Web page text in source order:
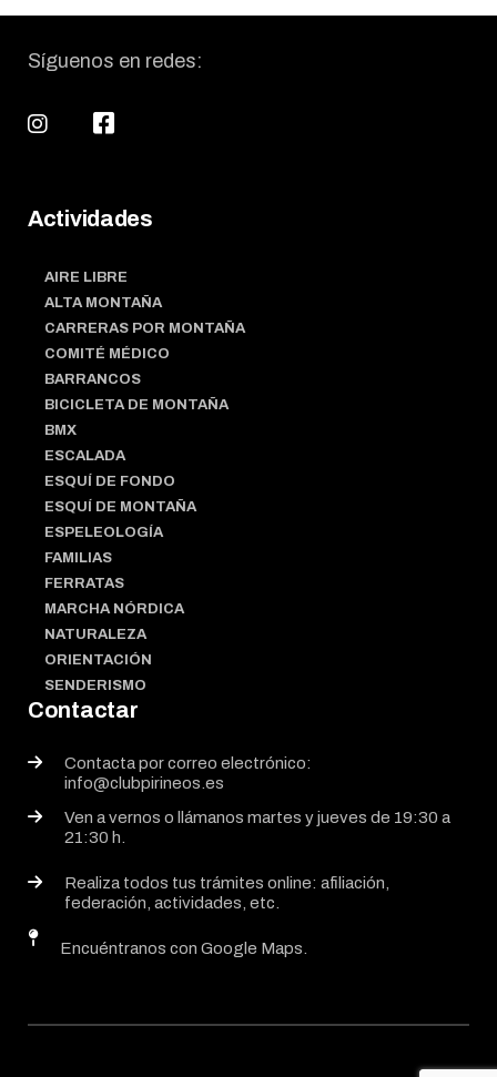
Síguenos en redes:
Actividades
AIRE LIBRE
ALTA MONTAÑA
CARRERAS POR MONTAÑA
COMITÉ MÉDICO
BARRANCOS
BICICLETA DE MONTAÑA
BMX
ESCALADA
ESQUÍ DE FONDO
ESQUÍ DE MONTAÑA
ESPELEOLOGÍA
FAMILIAS
FERRATAS
MARCHA NÓRDICA
NATURALEZA
ORIENTACIÓN
SENDERISMO
Contactar
Contacta por correo electrónico:
info@clubpirineos.es
Ven a vernos o llámanos martes y jueves de 19:30 a
21:30 h.
Realiza todos tus trámites online: afiliación,
federación, actividades, etc.
Encuéntranos con Google Maps.